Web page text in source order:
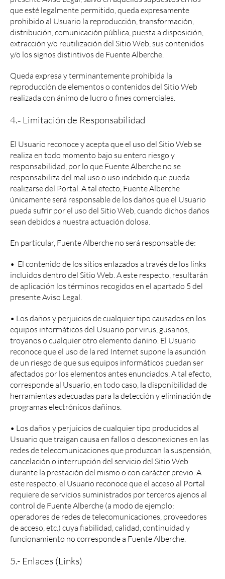
que esté legalmente permitido, queda expresamente
prohibido al Usuario la reproducción, transformación,
distribución, comunicación pública, puesta a disposición,
extracción y/o reutilización del Sitio Web, sus contenidos
y/o los signos distintivos de Fuente Alberche.
Queda expresa y terminantemente prohibida la
reproducción de elementos o contenidos del Sitio Web
realizada con ánimo de lucro o fines comerciales.
4.‐ Limitación de Responsabilidad
El Usuario reconoce y acepta que el uso del Sitio Web se
realiza en todo momento bajo su entero riesgo y
responsabilidad, por lo que Fuente Alberche no se
responsabiliza del mal uso o uso indebido que pueda
realizarse del Portal. A tal efecto, Fuente Alberche
únicamente será responsable de los daños que el Usuario
pueda sufrir por el uso del Sitio Web, cuando dichos daños
sean debidos a nuestra actuación dolosa.
En particular, Fuente Alberche no será responsable de:
• El contenido de los sitios enlazados a través de los links
incluidos dentro del Sitio Web. A este respecto, resultarán
de aplicación los términos recogidos en el apartado 5 del
presente Aviso Legal.
• Los daños y perjuicios de cualquier tipo causados en los
equipos informáticos del Usuario por virus, gusanos,
troyanos o cualquier otro elemento dañino. El Usuario
reconoce que el uso de la red Internet supone la asunción
de un riesgo de que sus equipos informáticos puedan ser
afectados por los elementos antes enunciados. A tal efecto,
corresponde al Usuario, en todo caso, la disponibilidad de
herramientas adecuadas para la detección y eliminación de
programas electrónicos dañinos.
• Los daños y perjuicios de cualquier tipo producidos al
Usuario que traigan causa en fallos o desconexiones en las
redes de telecomunicaciones que produzcan la suspensión,
cancelación o interrupción del servicio del Sitio Web
durante la prestación del mismo o con carácter previo. A
este respecto, el Usuario reconoce que el acceso al Portal
requiere de servicios suministrados por terceros ajenos al
control de Fuente Alberche (a modo de ejemplo:
operadores de redes de telecomunicaciones, proveedores
de acceso, etc.) cuya fiabilidad, calidad, continuidad y
funcionamiento no corresponde a Fuente Alberche.
5.- Enlaces (Links)